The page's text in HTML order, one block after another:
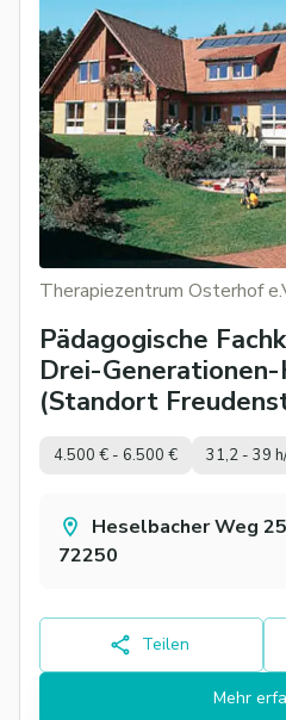
Therapiezentrum Osterhof
Pädagogische
Drei-
(Standort
4.500 € - 6.500 € 31,2 - 39
Heselbacher Weg
72250
Teilen
Mehr